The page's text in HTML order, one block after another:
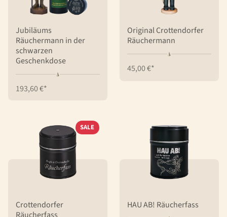
Jubiläums
Räuchermann in der
schwarzen
Geschenkdose
193,60 €*
Original Crottendorfer
Räuchermann
45,00 €*
SALE
Crottendorfer
HAU AB! Räucherfass